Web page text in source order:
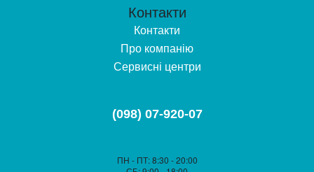
Контакти
Контакти
Про компанію
Сервисні центри
(098) 07-920-07
ПН - ПТ: 8:30 - 20:00